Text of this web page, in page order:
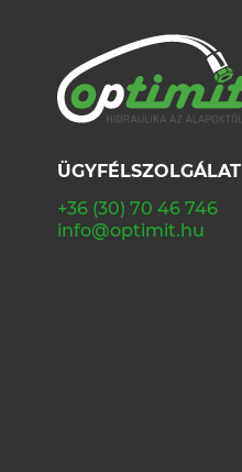
ÜGYFÉLSZOLGÁLAT
+36 (30) 70 46 746
info@optimit.hu